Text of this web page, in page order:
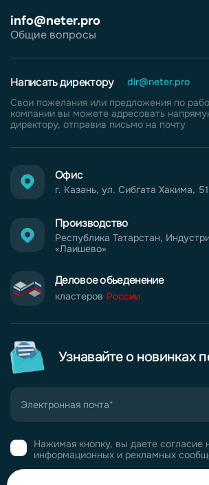
info@neter.pro
Общие вопросы
Деловое обьеденение
кластеров России
Производство
Республика Татарстан,
«Лаишево»
Офис
г. Казань, ул. Сибгата Хакима,
Написать директору
dir@neter.pro
Свои пожелания или предложения по
компании вы можете адресовать
директору, отправив письмо на почту
Узнавайте о новинках
Нажимая кнопку, вы даете согласие
информационных и рекламных